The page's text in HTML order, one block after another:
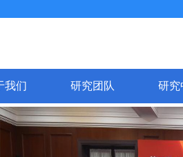
我们 研究团队 研究